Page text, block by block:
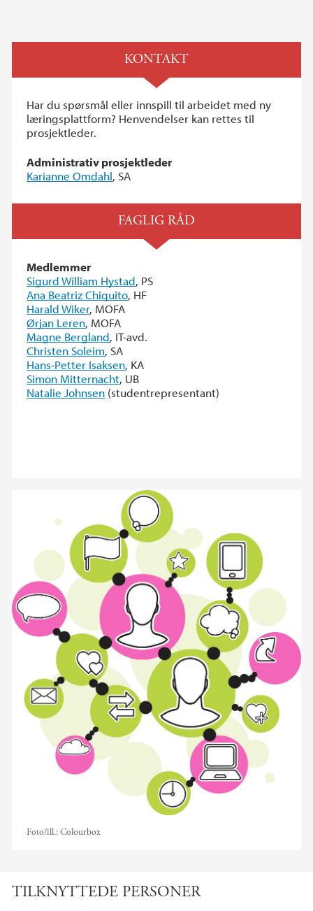
KONTAKT
Har du spørsmål eller innspill til arbeidet med ny
læringsplattform? Henvendelser kan rettes til
prosjektleder.
Administrativ prosjektleder
Karianne Omdahl, SA
FAGLIG RÅD
Medlemmer
Sigurd William Hystad, PS
Ana Beatriz Chiquito, HF
Harald Wiker, MOFA
Ørjan Leren, MOFA
Magne Bergland, IT-avd.
Christen Soleim, SA
Hans-Petter Isaksen, KA
Simon Mitternacht, UB
Natalie Johnsen (studentrepresentant)
Foto/ill.:Colourbox
TILKNYTTEDE PERSONER